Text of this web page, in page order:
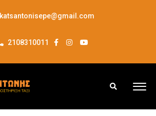
katsantonisepe@gmail.com
2108310011